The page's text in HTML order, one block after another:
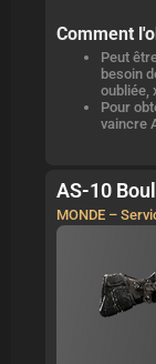
Comment
Peut
besoin
oubliée,
Pour
vaincre
AS-10
MONDE –